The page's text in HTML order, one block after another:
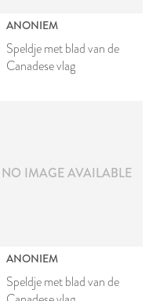
ANONIEM
Speldje met blad van de
Canadese vlag
NO IMAGE AVAILABLE
ANONIEM
Speldje met blad van de